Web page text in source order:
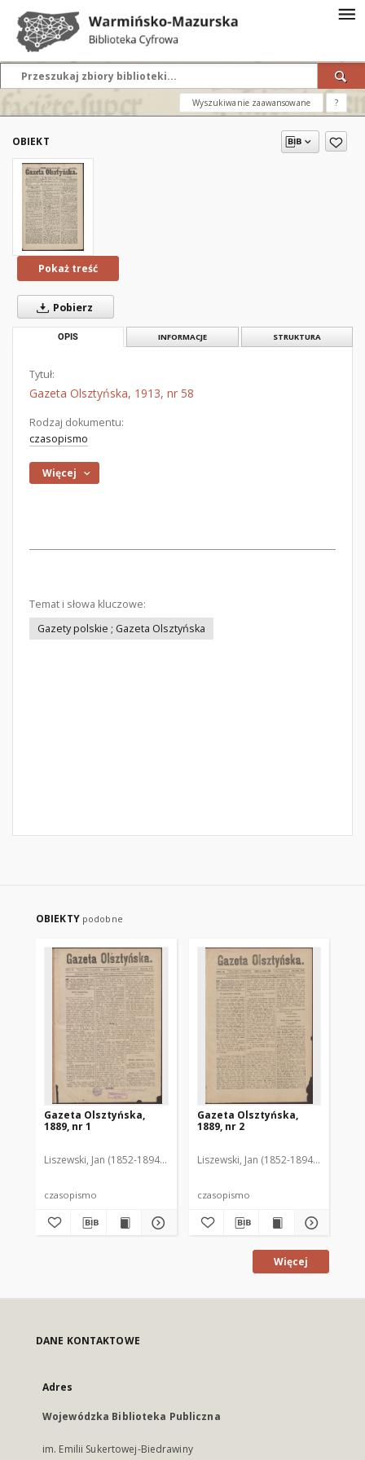
Wyszukiwanie zaawansowane ?
OBIEKT
Pokaż treść
Pobierz
OPIS INFORMACJE STRUKTURA
Tytuł:
Gazeta Olsztyńska, 1913, nr 58
Rodzaj dokumentu:
czasopismo
Więcej
Temat i słowa kluczowe:
Gazety polskie ; Gazeta Olsztyńska
OBIEKTY podobne
Gazeta Olsztyńska,
1889, nr 1
Liszewski, Jan (1852-1894). Red.
czasopismo
Gazeta Olsztyńska,
1889, nr 2
Liszewski, Jan (1852-1894). Red.
czasopismo
Więcej
DANE KONTAKTOWE
Adres
Wojewódzka Biblioteka Publiczna
im. Emilii Sukertowej-Biedrawiny